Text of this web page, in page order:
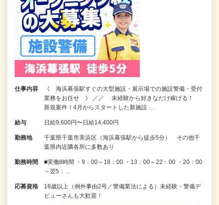
仕事内容
《 海浜幕張駅すぐの大型施設・展示場での施設警備・受付
業務をお任せ 》 ／／ 未経験から好きなだけ稼げる！
新規案件！4月からスタートした新施設 …
給与 日給9,600円〜日給14,400円
勤務地
千葉県千葉市美浜区（海浜幕張駅から徒歩5分） その他千
葉県内近隣各所に多数あり
勤務時間
■実働8時間 ・9：00～18：00 ・13：00～22：00 ・20：00
～翌5：…
応募資格
18歳以上（例外事由2号／警備業法による）未経験・警備デ
ビューさんも大歓迎！